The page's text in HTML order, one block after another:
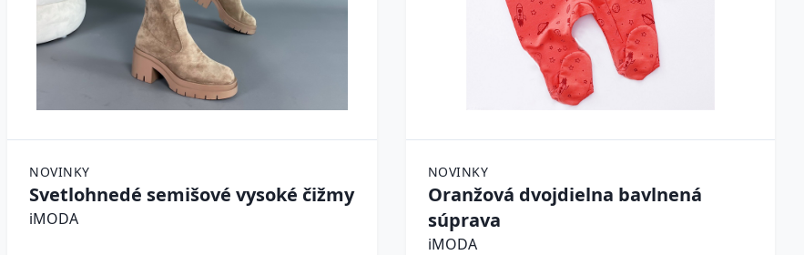
NOVINKY
Svetlohnedé semišové vysoké čižmy
iMODA
NOVINKY
Oranžová dvojdielna bavlnená
súprava
iMODA